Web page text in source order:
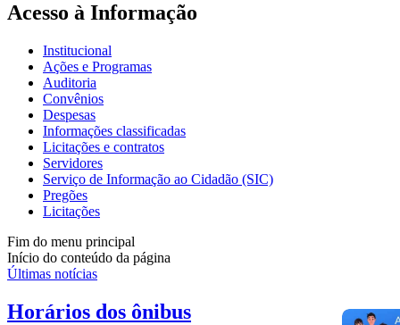
Acesso à Informação
Institucional
Ações e Programas
Auditoria
Convênios
Despesas
Informações classificadas
Licitações e contratos
Servidores
Serviço de Informação ao Cidadão (SIC)
Pregões
Licitações
Fim do menu principal
Início do conteúdo da página
Últimas notícias
Horários dos ônibus